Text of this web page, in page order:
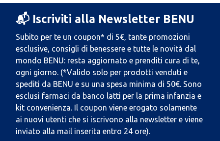
📬 Iscriviti alla Newsletter BENU
Subito per te un coupon* di 5€, tante promozioni
esclusive, consigli di benessere e tutte le novità dal
mondo BENU: resta aggiornato e prenditi cura di te,
ogni giorno. (*Valido solo per prodotti venduti e
spediti da BENU e su una spesa minima di 50€. Sono
esclusi farmaci da banco latti per la prima infanzia e
kit convenienza. Il coupon viene erogato solamente
ai nuovi utenti che si iscrivono alla newsletter e viene
inviato alla mail inserita entro 24 ore).